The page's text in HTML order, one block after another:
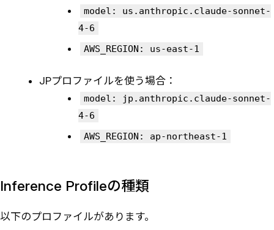
model: us.anthropic.claude-sonnet-
4-6
AWS_REGION: us-east-1
JPプロファイルを使う場合：
model: jp.anthropic.claude-sonnet-
4-6
AWS_REGION: ap-northeast-1
Inference Profileの種類
以下のプロファイルがあります。